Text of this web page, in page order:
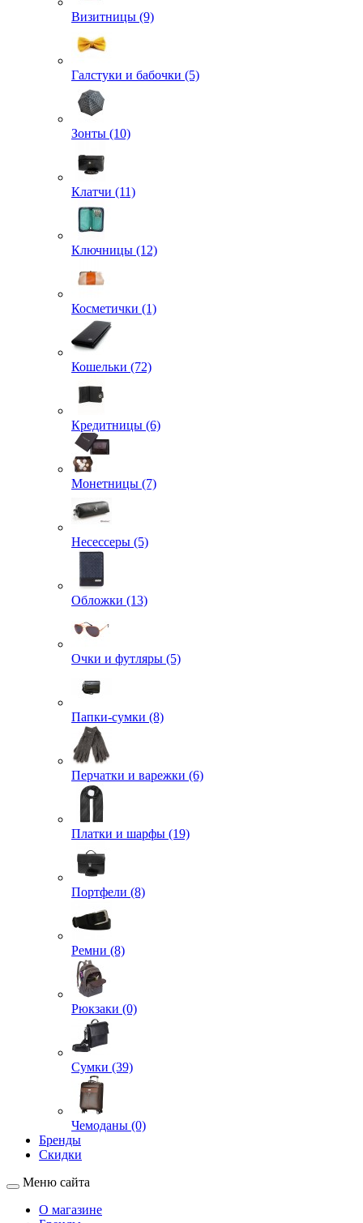
Визитницы (9)
Галстуки и бабочки (5)
Зонты (10)
Клатчи (11)
Ключницы (12)
Косметички (1)
Кошельки (72)
Кредитницы (6)
Монетницы (7)
Несессеры (5)
Обложки (13)
Очки и футляры (5)
Папки-сумки (8)
Перчатки и варежки (6)
Платки и шарфы (19)
Портфели (8)
Ремни (8)
Рюкзаки (0)
Сумки (39)
Чемоданы (0)
Бренды
Скидки
Меню сайта
О магазине